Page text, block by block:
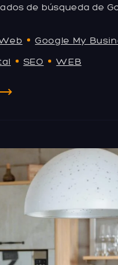
de búsqueda de
Google My
SEO WEB